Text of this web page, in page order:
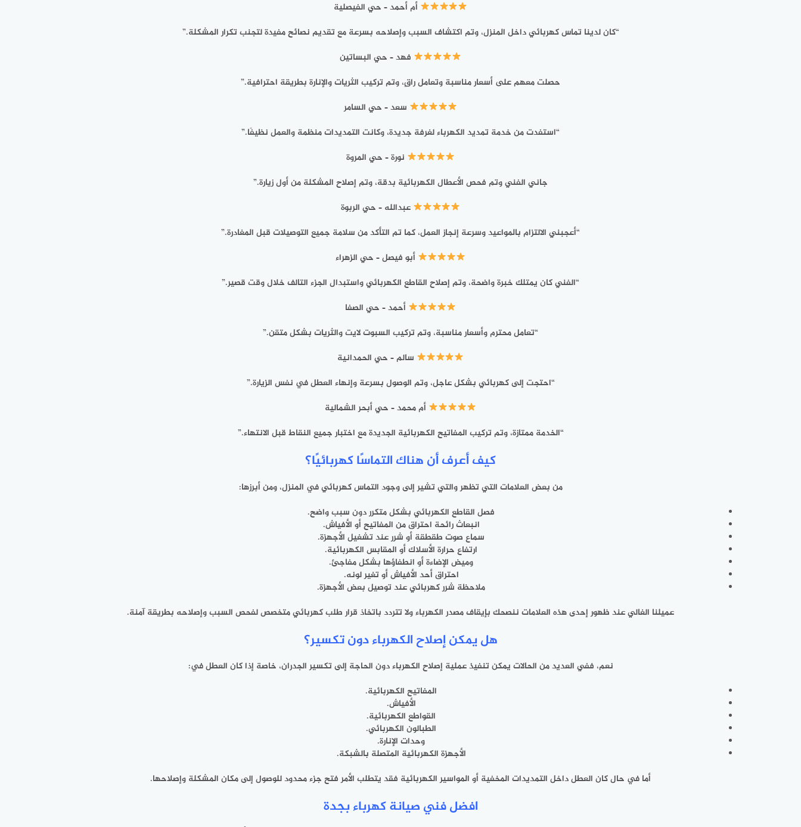
أم أحمد – حي الفيصلية
“كان لدينا تماس كهربائي داخل المنزل، وتم اكتشاف السبب وإصلاحه بسرعة مع تقديم نصائح مفيدة لتجنب تكرار المشكلة.”
فهد – حي البساتين
حصلت معهم على أسعار مناسبة وتعامل راقٍ، وتم تركيب الثريات والإنارة بطريقة احترافية.”
سعد – حي السامر
“استفدت من خدمة تمديد الكهرباء لغرفة جديدة، وكانت التمديدات منظمة والعمل نظيفًا.”
نورة – حي المروة
جاني الفني وتم فحص الأعطال الكهربائية بدقة، وتم إصلاح المشكلة من أول زيارة.”
عبدالله – حي الربوة
“أعجبني الالتزام بالمواعيد وسرعة إنجاز العمل، كما تم التأكد من سلامة جميع التوصيلات قبل المغادرة.”
أبو فيصل – حي الزهراء
“الفني كان يمتلك خبرة واضحة، وتم إصلاح القاطع الكهربائي واستبدال الجزء التالف خلال وقت قصير.”
أحمد – حي الصفا
“تعامل محترم وأسعار مناسبة، وتم تركيب السبوت لايت والثريات بشكل متقن.”
سالم – حي الحمدانية
“احتجت إلى كهربائي بشكل عاجل، وتم الوصول بسرعة وإنهاء العطل في نفس الزيارة.”
أم محمد – حي أبحر الشمالية
“الخدمة ممتازة، وتم تركيب المفاتيح الكهربائية الجديدة مع اختبار جميع النقاط قبل الانتهاء.”
كيف أعرف أن هناك التماسًا كهربائيًا؟
من بعض العلامات التي تظهر والتي تشير إلى وجود التماس كهربائي في المنزل، ومن أبرزها:
فصل القاطع الكهربائي بشكل متكرر دون سبب واضح.
انبعاث رائحة احتراق من المفاتيح أو الأفياش.
سماع صوت طقطقة أو شرر عند تشغيل الأجهزة.
ارتفاع حرارة الأسلاك أو المقابس الكهربائية.
وميض الإضاءة أو انطفاؤها بشكل مفاجئ.
احتراق أحد الأفياش أو تغير لونه.
ملاحظة شرر كهربائي عند توصيل بعض الأجهزة.
عميلنا الغالي عند ظهور إحدى هذه العلامات ننصحك بإيقاف مصدر الكهرباء ولا تتردد باتخاذ قرار طلب كهربائي متخصص لفحص السبب وإصلاحه بطريقة آمنة.
هل يمكن إصلاح الكهرباء دون تكسير؟
نعم، ففي العديد من الحالات يمكن تنفيذ عملية إصلاح الكهرباء دون الحاجة إلى تكسير الجدران، خاصة إذا كان العطل في:
المفاتيح الكهربائية.
الأفياش.
القواطع الكهربائية.
الطبالون الكهربائي.
وحدات الإنارة.
الأجهزة الكهربائية المتصلة بالشبكة.
أما في حال كان العطل داخل التمديدات المخفية أو المواسير الكهربائية فقد يتطلب الأمر فتح جزء محدود للوصول إلى مكان المشكلة وإصلاحها.
افضل فني صيانة كهرباء بجدة